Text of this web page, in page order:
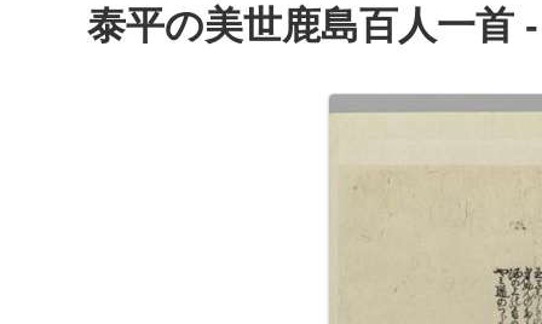
泰平の美世鹿島百人一首